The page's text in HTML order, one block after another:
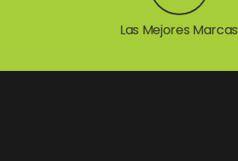
Las Mejores Marcas